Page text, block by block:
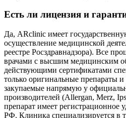
Есть ли лицензия и
Да, ARclinic имеет
осуществление медицинской
реестре Росздравнадзора). Все
врачами с высшим медицинским
действующими сертификатами
только оригинальные препараты
закупаемые напрямую у
производителей (Allergan, Merz,
препарат имеет регистрационное
РФ. Клиника специализируется в